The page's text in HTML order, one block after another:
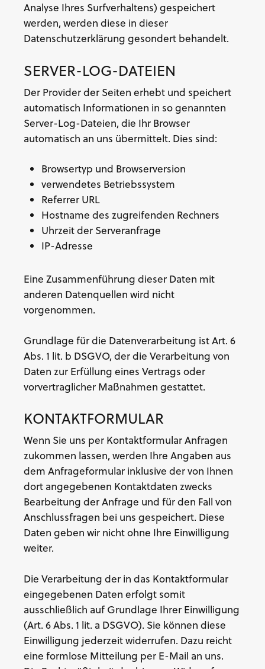
Analyse Ihres Surfverhaltens) gespeichert
werden, werden diese in dieser
Datenschutzerklärung gesondert behandelt.
SERVER-LOG-DATEIEN
Der Provider der Seiten erhebt und speichert
automatisch Informationen in so genannten
Server-Log-Dateien, die Ihr Browser
automatisch an uns übermittelt. Dies sind:
Browsertyp und Browserversion
verwendetes Betriebssystem
Referrer URL
Hostname des zugreifenden Rechners
Uhrzeit der Serveranfrage
IP-Adresse
Eine Zusammenführung dieser Daten mit
anderen Datenquellen wird nicht
vorgenommen.
Grundlage für die Datenverarbeitung ist Art. 6
Abs. 1 lit. b DSGVO, der die Verarbeitung von
Daten zur Erfüllung eines Vertrags oder
vorvertraglicher Maßnahmen gestattet.
KONTAKTFORMULAR
Wenn Sie uns per Kontaktformular Anfragen
zukommen lassen, werden Ihre Angaben aus
dem Anfrageformular inklusive der von Ihnen
dort angegebenen Kontaktdaten zwecks
Bearbeitung der Anfrage und für den Fall von
Anschlussfragen bei uns gespeichert. Diese
Daten geben wir nicht ohne Ihre Einwilligung
weiter.
Die Verarbeitung der in das Kontaktformular
eingegebenen Daten erfolgt somit
ausschließlich auf Grundlage Ihrer Einwilligung
(Art. 6 Abs. 1 lit. a DSGVO). Sie können diese
Einwilligung jederzeit widerrufen. Dazu reicht
eine formlose Mitteilung per E-Mail an uns.